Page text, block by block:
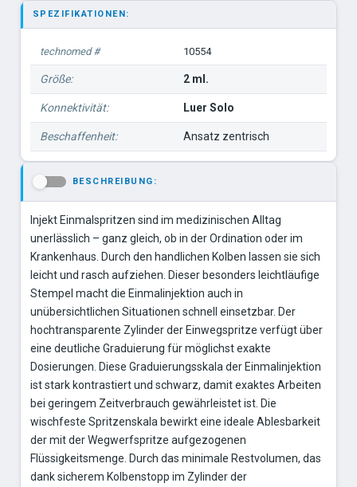
SPEZIFIKATIONEN:
technomed # 10554
Größe: 2 ml.
Konnektivität: Luer Solo
Beschaffenheit: Ansatz zentrisch
BESCHREIBUNG:
Injekt Einmalspritzen sind im medizinischen Alltag
unerlässlich – ganz gleich, ob in der Ordination oder im
Krankenhaus. Durch den handlichen Kolben lassen sie sich
leicht und rasch aufziehen. Dieser besonders leichtläufige
Stempel macht die Einmalinjektion auch in
unübersichtlichen Situationen schnell einsetzbar. Der
hochtransparente Zylinder der Einwegspritze verfügt über
eine deutliche Graduierung für möglichst exakte
Dosierungen. Diese Graduierungsskala der Einmalinjektion
ist stark kontrastiert und schwarz, damit exaktes Arbeiten
bei geringem Zeitverbrauch gewährleistet ist. Die
wischfeste Spritzenskala bewirkt eine ideale Ablesbarkeit
der mit der Wegwerfspritze aufgezogenen
Flüssigkeitsmenge. Durch das minimale Restvolumen, das
dank sicherem Kolbenstopp im Zylinder der